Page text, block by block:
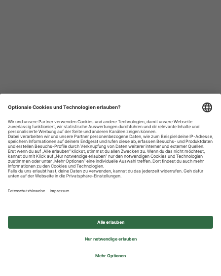
Datenschutzhinweise
Impressum
Privatsphäre-Einstellungen
© 2026 REWE Group - All rights reserved